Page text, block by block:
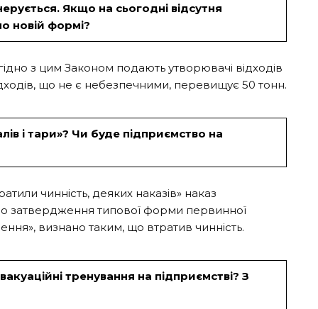
Якщо на сьогодні відсутня
новій формі?
з цим Законом подають утворювачі відходів
що не є небезпечними, перевищує 50 тонн.
і тари»? Чи буде підприємство на
чинність, деяких наказів» наказ
затвердження типової форми первинної
визнано таким, що втратив чинність.
тренування на підприємстві? З